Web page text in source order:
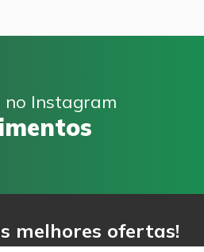
Instagram
melhores ofertas!